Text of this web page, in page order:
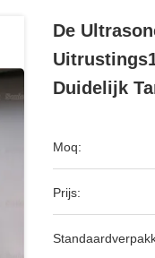
De
Duidelijk
Moq:
Prijs: